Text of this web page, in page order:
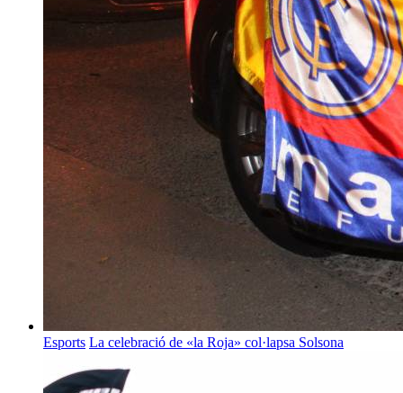
Esports La celebració de «la Roja» col·lapsa Solsona